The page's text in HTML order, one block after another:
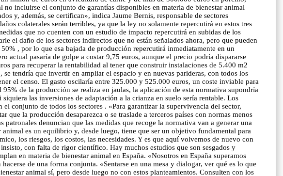
incluirse el conjunto de garantías disponibles en materia de bienestar animal
y, además, se certifican», indica Jaume Bernis, responsable de sectores
colaterales serán terribles, ya que la ley no solamente repercutirá en estos tres
que no cuenten con un estudio de impacto repercutirá en subidas de los
el daño de los sectores indirectos que no están señalados ahora, pero que pueden
, por lo que esa bajada de producción repercutirá inmediatamente en un
actual pasaría de golpe a costar 9,75 euros, aunque el precio podría dispararse
para recuperar la rentabilidad al tener que construir instalaciones de 5.400 m2
tendría que invertir en ampliar el espacio y en nuevas parideras, con todos los
el censo. El gasto oscilaría entre 325.000 y 525.000 euros, un coste inviable para
de la producción se realiza en jaulas, la aplicación de esta normativa supondría
las inversiones de adaptación a la crianza en suelo sería rentable. Los
conjunto de todos los sectores . «Para garantizar la supervivencia del sector,
la producción desaparezca o se traslade a terceros países con normas menos
denuncian que las medidas que recoge la normativa van a generar una
es un equilibrio y, desde luego, tiene que ser un objetivo fundamental para
los riesgos, los costos, las necesidades. Y es que aquí volvemos de nuevo con
con falta de rigor científico. Hay muchos estudios que son sesgados y
en materia de bienestar animal en España. «Nosotros en España superamos
de una forma conjunta. «Sentarse en una mesa y dialogar, ver qué es lo que
animal sí, pero desde luego no con estos planteamientos. Consulten con los